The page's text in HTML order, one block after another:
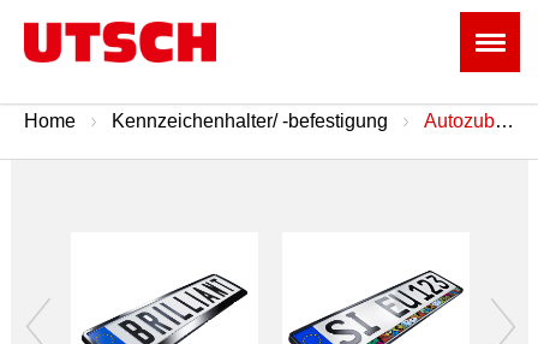
Home Kennzeichenhalter/ -befestigung Autozubehörhandel & Onlineshops